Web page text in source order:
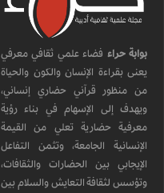
بوابة حراء فضاء علمي ثقافي معرفي
يعنى بقراءة الإنسان والكون والحياة
من منظور قرآني حضاري إنساني،
ويهدف إلى الإسهام في بناء رؤية
معرفية حضارية تعلي من القيمة
الإنسانية الجامعة، وتثمن التفاعل
الإيجابي بين الحضارات والثقافات،
وتؤسس لثقافة التعايش والسلام بين